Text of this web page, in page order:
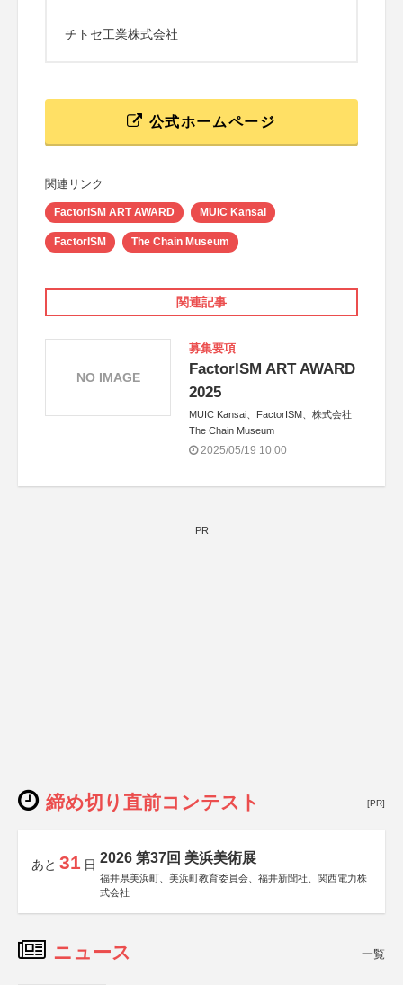
チトセ工業株式会社
公式ホームページ
関連リンク
FactorISM ART AWARD MUIC Kansai
FactorISM The Chain Museum
関連記事
募集要項
FactorISM ART AWARD
2025
MUIC Kansai、FactorISM、株式会社
The Chain Museum
2025/05/19 10:00
NO IMAGE
PR
締め切り直前コンテスト [PR]
あと 31 日 2026 第37回 美浜美術展
福井県美浜町、美浜町教育委員会、福井新聞社、関西電力株
式会社
ニュース 一覧